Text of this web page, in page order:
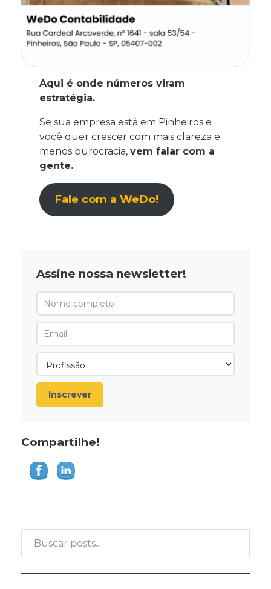
Aqui é onde números viram
estratégia.
Se sua empresa está em Pinheiros e
você quer crescer com mais clareza e
menos burocracia,vem falar com a
gente.
Fale com a WeDo!
Assine nossa newsletter!
Inscrever
Compartilhe!